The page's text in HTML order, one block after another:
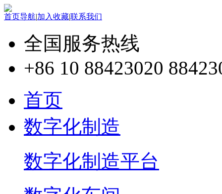
首页导航|加入收藏|联系我们
全国服务热线
+86 10 88423020
首页
数字化制造
数字化制造平台